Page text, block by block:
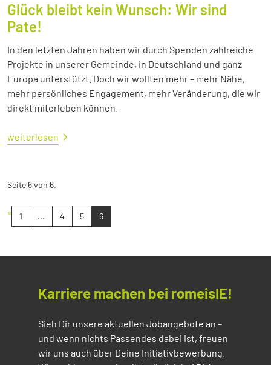
Glück bleibt kein Wunsch: Wir sind
Pate!
In den letzten Jahren haben wir durch Spenden zahlreiche
Projekte in unserer Gemeinde, in Deutschland und ganz
Europa unterstützt. Doch wir wollten mehr – mehr Nähe,
mehr persönliches Engagement, mehr Veränderung, die wir
direkt miterleben können.
weiterlesen
Seite 6 von 6.
« 1 ... 4 5 6
Karriere machen bei romeisIE!
Sieh Dir unsere aktuellen Jobangebote an –
und wenn nichts Passendes dabei ist, freuen
wir uns auch über Deine Initiativbewerbung.